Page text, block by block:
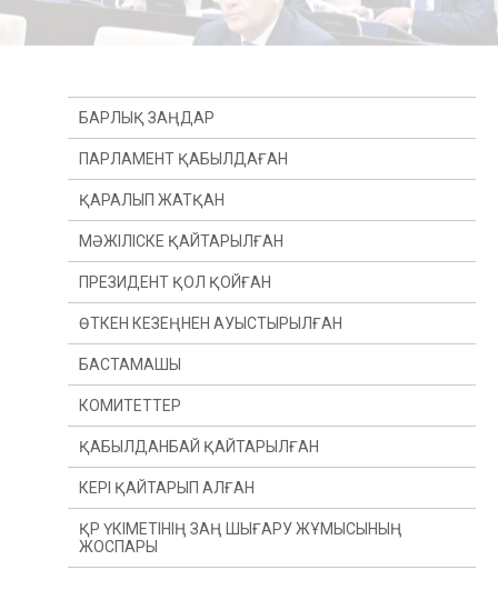
БАРЛЫҚ ЗАҢДАР
ПАРЛАМЕНТ ҚАБЫЛДАҒАН
ҚАРАЛЫП ЖАТҚАН
МӘЖІЛІСКЕ ҚАЙТАРЫЛҒАН
ПРЕЗИДЕНТ ҚОЛ ҚОЙҒАН
ӨТКЕН КЕЗЕҢНЕН АУЫСТЫРЫЛҒАН
ӨТКЕН ЖЫЛДАН
ӨТКЕН СЕССИЯДАН
БАСТАМАШЫ
ПРЕЗИДЕНТ
ДЕПУТАТ(Ы)
ҮКІМЕТ
КОМИТЕТТЕР
КОНСТИТУЦИЯЛЫҚ ЗАҢНАМА, СОТ ЖҮЙЕСІ
ЖӘНЕ ҚҰҚЫҚ ҚОРҒАУ ОРГАНДАРЫ КОМИТЕТІ
ҚАРЖЫ ЖӘНЕ БЮДЖЕТ КОМИТЕТІ
ХАЛЫҚАРАЛЫҚ ҚАТЫНАСТАР, ҚОРҒАНЫС
ЖӘНЕ ҚАУІПСІЗДІК КОМИТЕТІ
ҚАБЫЛДАНБАЙ ҚАЙТАРЫЛҒАН
КЕРІ ҚАЙТАРЫП АЛҒАН
ҚР ҮКІМЕТІНІҢ ЗАҢ ШЫҒАРУ ЖҰМЫСЫНЫҢ
ЖОСПАРЫ